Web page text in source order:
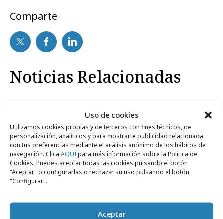
Uso de cookies
Utilizamos cookies propias y de terceros con fines técnicos, de
personalización, analíticos y para mostrarte publicidad relacionada
con tus preferencias mediante el análisis anónimo de los hábitos de
navegación. Clica AQUÍpara más información sobre la Política de
Cookies. Puedes aceptar todas las cookies pulsando el botón
"Aceptar" o configurarlas o rechazar su uso pulsando el botón
"Configurar".
Aceptar
Comparte
Noticias Relacionadas
Artículos recientes